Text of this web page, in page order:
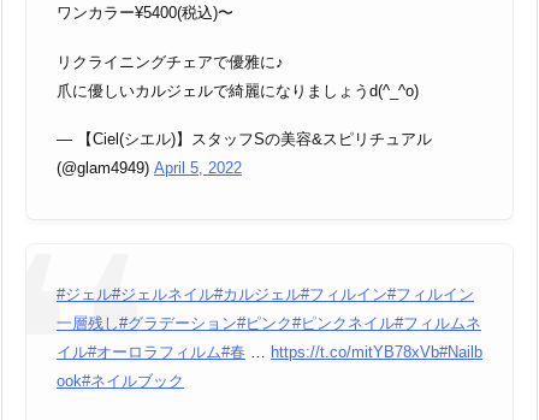
ワンカラー¥5400(税込)〜
リクライニングチェアで優雅に♪
爪に優しいカルジェルで綺麗になりましょうd(^_^o)
— 【Ciel(シエル)】スタッフSの美容&スピリチュアル
(@glam4949) April 5, 2022
#ジェル#ジェルネイル#カルジェル#フィルイン#フィルイン
一層残し#グラデーション#ピンク#ピンクネイル#フィルムネ
イル#オーロラフィルム#春 … https://t.co/mitYB78xVb#Nailb
ook#ネイルブック